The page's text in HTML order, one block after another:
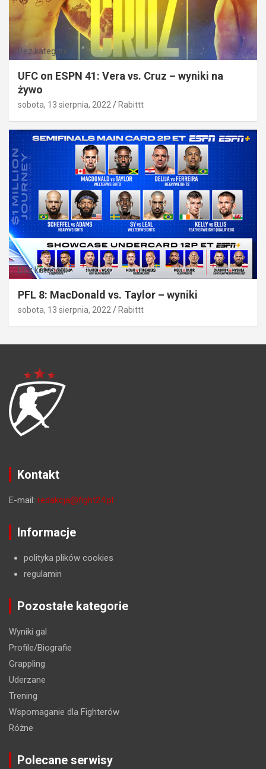
Bez kategorii
UFC on ESPN 41: Vera vs. Cruz – wyniki na
żywo
sobota, 13 sierpnia, 2022 Rabittt
Bez kategorii
PFL 8: MacDonald vs. Taylor – wyniki
sobota, 13 sierpnia, 2022 Rabittt
Kontakt
E-mail: redakcja@fight24.pl
Informacje
polityka plików cookies
regulamin
Pozostałe kategorie
Wyniki gal
Profile/Biografie
Grappling
Uderzane
Trening
Wspomaganie dla Fighterów
Różne
Polecane serwisy